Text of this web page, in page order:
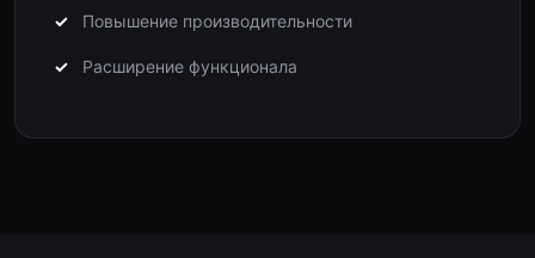
Повышение производительности
Расширение функционала